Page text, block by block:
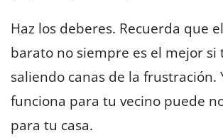
Haz los deberes. Recuerda que
barato no siempre es el mejor si
saliendo canas de la frustración.
funciona para tu vecino puede
para tu casa.